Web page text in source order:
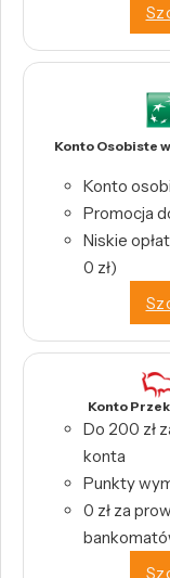
Konto Osobiste
Konto
Promocja
Niskie
0 zł)
Konto
Do 200 zł
konta
Punkty
0 zł za